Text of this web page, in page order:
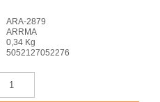
ARA-2879
ARRMA
0,34 Kg
5052127052276